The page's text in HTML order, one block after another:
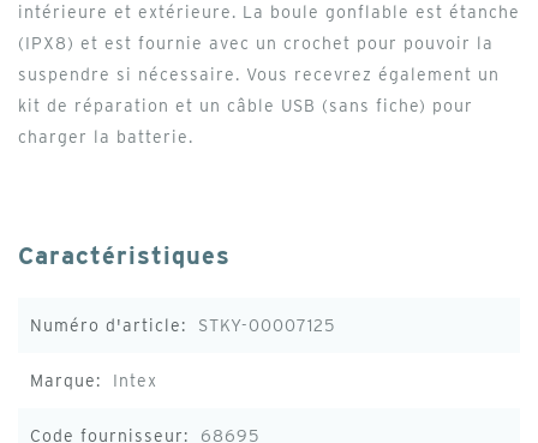
intérieure et extérieure. La boule gonflable est étanche
(IPX8) et est fournie avec un crochet pour pouvoir la
suspendre si nécessaire. Vous recevrez également un
kit de réparation et un câble USB (sans fiche) pour
charger la batterie.
Caractéristiques
STKY-00007125
Intex
68695